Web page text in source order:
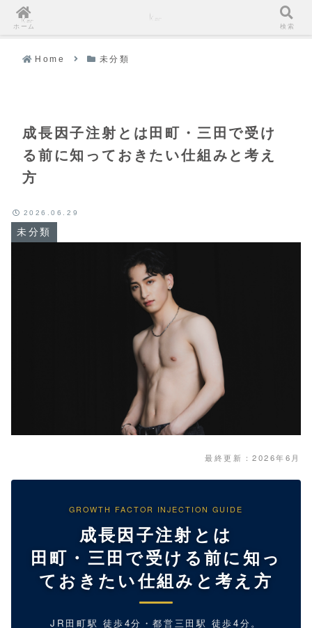
Home 未分類
成長因子注射とは田町・三田で受け
る前に知っておきたい仕組みと考え
方
未分類
2026.06.29
最終更新：2026年6月
GROWTH FACTOR INJECTION GUIDE
成長因子注射とは
田町・三田で受ける前に知っ
ておきたい仕組みと考え方
JR田町駅 徒歩4分・都営三田駅 徒歩4分。
ホーム 検索